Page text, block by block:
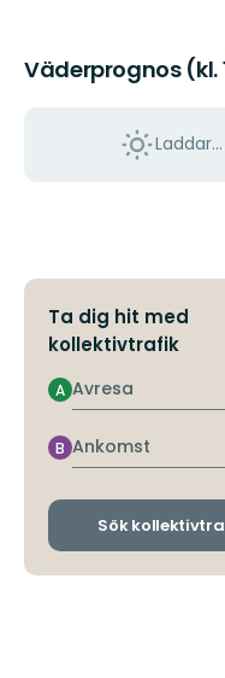
Väderprognos (kl.
Laddar...
Ta dig hit med
kollektivtrafik
Avresa
A
Ankomst
B
Sök